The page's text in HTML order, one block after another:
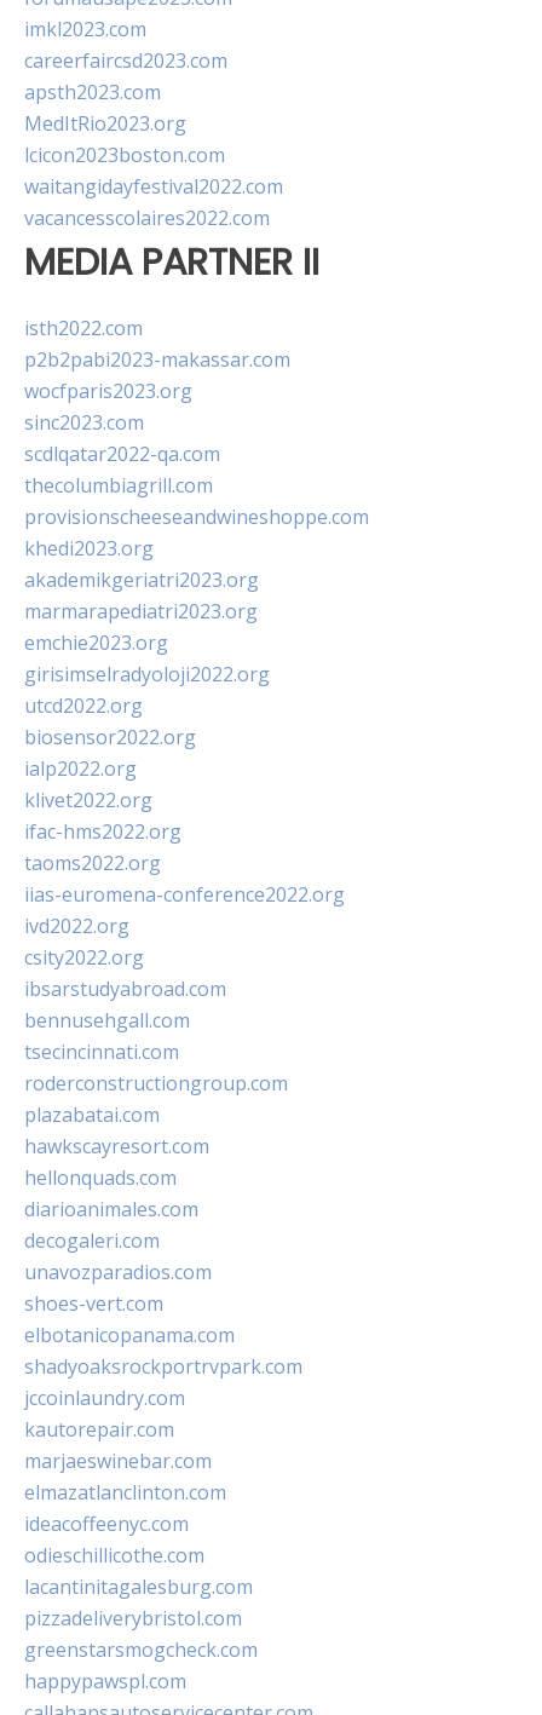
imkl2023.com
careerfaircsd2023.com
apsth2023.com
MedItRio2023.org
lcicon2023boston.com
waitangidayfestival2022.com
vacancesscolaires2022.com
MEDIA PARTNER II
isth2022.com
p2b2pabi2023-makassar.com
wocfparis2023.org
sinc2023.com
scdlqatar2022-qa.com
thecolumbiagrill.com
provisionscheeseandwineshoppe.com
khedi2023.org
akademikgeriatri2023.org
marmarapediatri2023.org
emchie2023.org
girisimselradyoloji2022.org
utcd2022.org
biosensor2022.org
ialp2022.org
klivet2022.org
ifac-hms2022.org
taoms2022.org
iias-euromena-conference2022.org
ivd2022.org
csity2022.org
ibsarstudyabroad.com
bennusehgall.com
tsecincinnati.com
roderconstructiongroup.com
plazabatai.com
hawkscayresort.com
hellonquads.com
diarioanimales.com
decogaleri.com
unavozparadios.com
shoes-vert.com
elbotanicopanama.com
shadyoaksrockportrvpark.com
jccoinlaundry.com
kautorepair.com
marjaeswinebar.com
elmazatlanclinton.com
ideacoffeenyc.com
odieschillicothe.com
lacantinitagalesburg.com
pizzadeliverybristol.com
greenstarsmogcheck.com
happypawspl.com